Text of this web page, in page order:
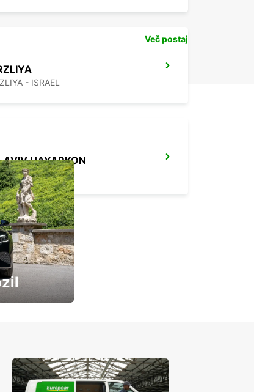
- ISRAEL
AVIV HAYARKON
- ISRAEL
Več postaj